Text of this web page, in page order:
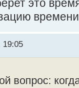
это
19:05
вопрос: